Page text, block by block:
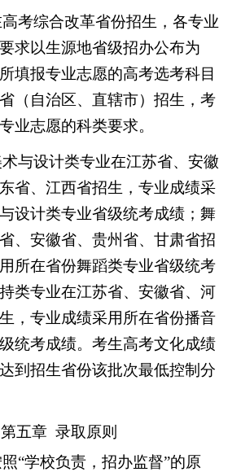
考综合改革省份招生，各专业
求以生源地省级招办公布为
填报专业志愿的高考选考科目
（自治区、直辖市）招生，考
业志愿的科类要求。
术与设计类专业在江苏省、安徽
省、江西省招生，专业成绩采
设计类专业省级统考成绩；舞
、安徽省、贵州省、甘肃省招
所在省份舞蹈类专业省级统考
类专业在江苏省、安徽省、河
，专业成绩采用所在省份播音
统考成绩。考生高考文化成绩
到招生省份该批次最低控制分
第五章 录取原则
“学校负责，招办监督”的原